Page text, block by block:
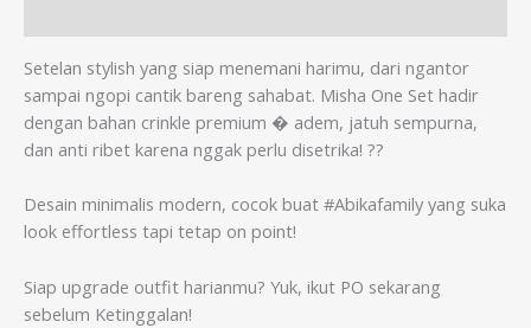
Setelan stylish yang siap menemani harimu, dari ngantor
sampai ngopi cantik bareng sahabat. Misha One Set hadir
dengan bahan crinkle premium � adem, jatuh sempurna,
dan anti ribet karena nggak perlu disetrika! ??
Desain minimalis modern, cocok buat #Abikafamily yang suka
look effortless tapi tetap on point!
Siap upgrade outfit harianmu? Yuk, ikut PO sekarang
sebelum Ketinggalan!